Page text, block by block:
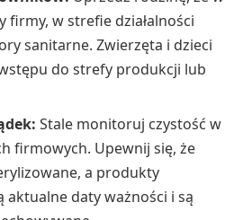
firmy, w strefie działalności
sanitarne. Zwierzęta i dzieci
do strefy produkcji lub
Stale monitoruj czystość w
firmowych. Upewnij się, że
a produkty
aktualne daty ważności i są